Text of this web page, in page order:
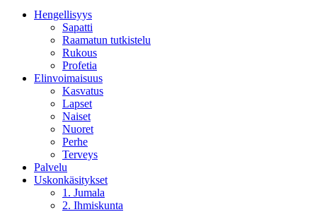
Hengellisyys
Sapatti
Raamatun tutkistelu
Rukous
Profetia
Elinvoimaisuus
Kasvatus
Lapset
Naiset
Nuoret
Perhe
Terveys
Palvelu
Uskonkäsitykset
1. Jumala
2. Ihmiskunta